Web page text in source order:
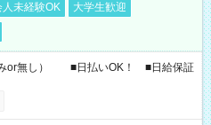
人未経験OK
大学生歓迎
みor無し） ■日払いOK！ ■日給保証